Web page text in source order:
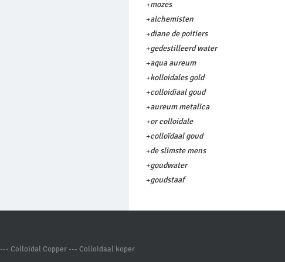
+mozes
+alchemisten
+diane de poitiers
+gedestilleerd water
+aqua aureum
+kolloidales gold
+colloidiaal goud
+aureum metalica
+or colloidale
+colloïdaal goud
+de slimste mens
+goudwater
+goudstaaf
--- Colloidal Copper --- Colloidaal koper